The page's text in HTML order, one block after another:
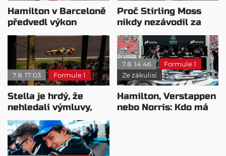
Hamilton v Barceloně
předvedl výkon
pravého šampiona
Proč Stirling Moss
nikdy nezávodil za
Ferrariho
7.8. 17:03 Formule 1
Stella je hrdý, že
nehledali výmluvy,
proč nedokážou
bojovat o titul
7.8. 14:46
Formule 1
Ze zákulisí
Hamilton, Verstappen
nebo Norris: Kdo má